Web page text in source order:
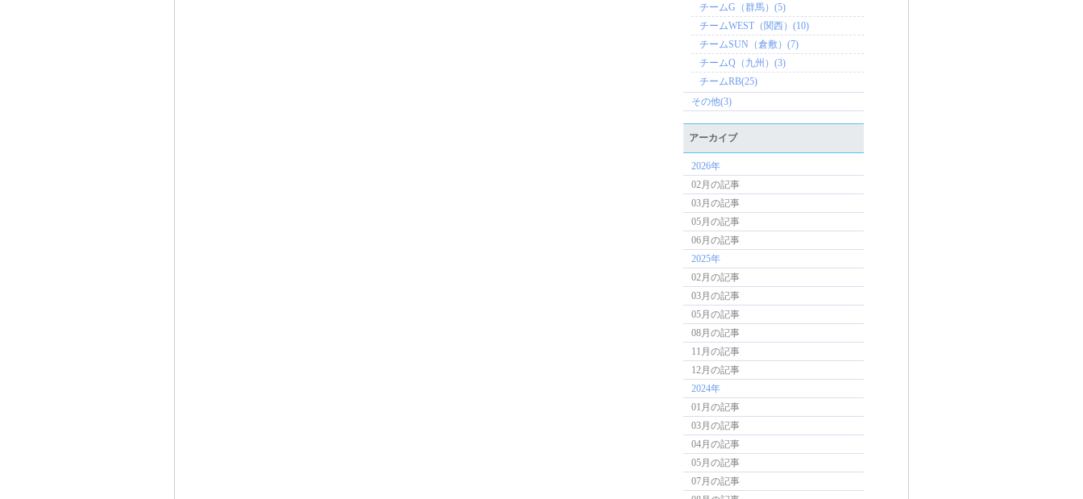
チームG（群馬）(5)
チームWEST（関西）(10)
チームSUN（倉敷）(7)
チームQ（九州）(3)
チームRB(25)
その他(3)
アーカイブ
2026年
02月の記事
03月の記事
05月の記事
06月の記事
2025年
02月の記事
03月の記事
05月の記事
08月の記事
11月の記事
12月の記事
2024年
01月の記事
03月の記事
04月の記事
05月の記事
07月の記事